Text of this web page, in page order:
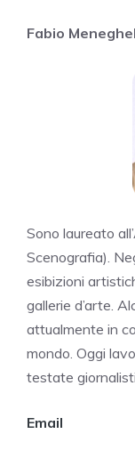
Fabio
Sono laureato
Scenografia).
esibizioni
gallerie d’arte.
attualmente in
mondo. Oggi
testate
Email